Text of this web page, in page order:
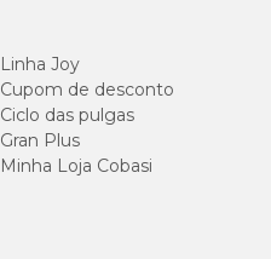
Linha Joy
Cupom de desconto
Ciclo das pulgas
Gran Plus
Minha Loja Cobasi